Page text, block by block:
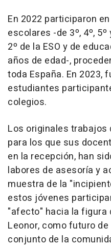
En 2022 participaron
escolares -de 3º, 4º,
2º de la ESO y de
años de edad-,
toda España. En 2023,
estudiantes
colegios.
Los originales trabajos
para los que sus
en la recepción, han
labores de asesoría y
muestra de la
estos jóvenes
"afecto" hacia la figura
Leonor, como futuro
conjunto de la